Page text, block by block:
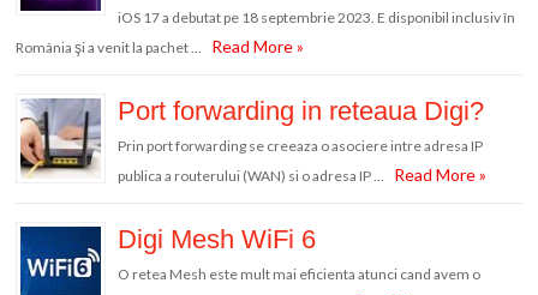
iOS 17 a debutat pe 18 septembrie 2023. E disponibil inclusiv în
România şi a venit la pachet …
Read More »
Port forwarding in reteaua Digi?
Prin port forwarding se creeaza o asociere intre adresa IP
publica a routerului (WAN) si o adresa IP …
Read More »
Digi Mesh WiFi 6
O retea Mesh este mult mai eficienta atunci cand avem o